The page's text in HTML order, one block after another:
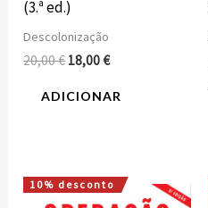
(3.ª ed.)
Descolonização
20,00€ 18,00€
ADICIONAR
10% desconto
O
O